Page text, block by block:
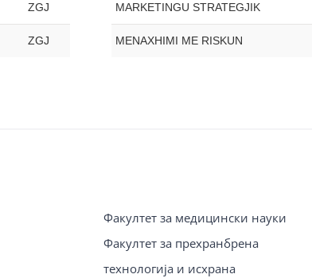
ZGJ
ZGJ
MARKETINGU STRATEGJIK
MENAXHIMI ME RISKUN
Факултет за медицински науки
Факултет за прехранбрена
технологија и исхрана